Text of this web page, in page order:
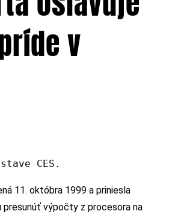
v
CES.
11. októbra 1999 a priniesla
presunúť výpočty z procesora na